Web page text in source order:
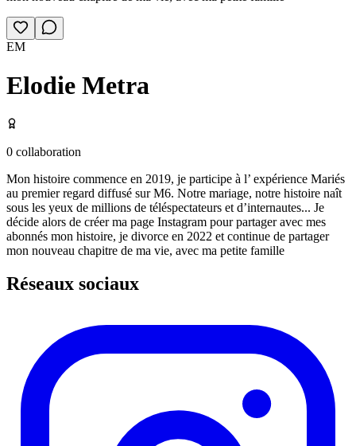
EM
Elodie Metra
0 collaboration
Mon histoire commence en 2019, je participe à l’ expérience Mariés
au premier regard diffusé sur M6. Notre mariage, notre histoire naît
sous les yeux de millions de téléspectateurs et d’internautes... Je
décide alors de créer ma page Instagram pour partager avec mes
abonnés mon histoire, je divorce en 2022 et continue de partager
mon nouveau chapitre de ma vie, avec ma petite famille
Réseaux sociaux